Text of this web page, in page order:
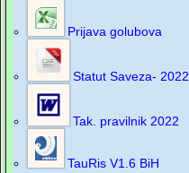
Prijava golubova
Statut Saveza- 2022
Tak. pravilnik 2022
TauRis V1.6 BiH